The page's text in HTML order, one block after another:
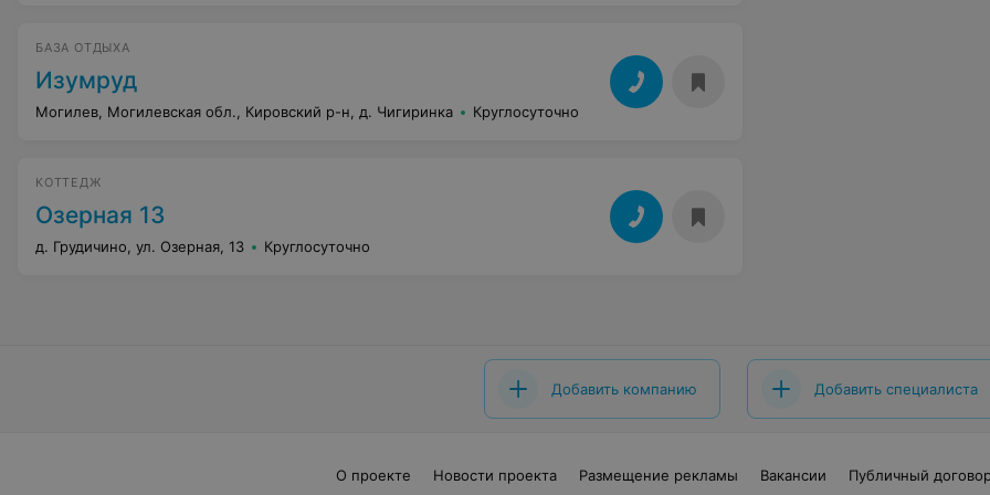
БАЗА ОТДЫХА
Изумруд
Могилев, Могилевская обл., Кировский р-н, д. Чигиринка Круглосуточно
КОТТЕДЖ
Озерная 13
д. Грудичино, ул. Озерная, 13 Круглосуточно
Добавить компанию Добавить специалиста
О проекте Новости проекта Размещение рекламы Вакансии Публичный